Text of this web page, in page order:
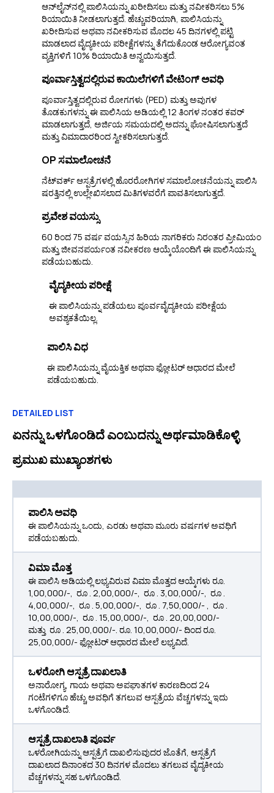
ಆನ್‌ಲೈನ್‌ನಲ್ಲಿ ಪಾಲಿಸಿಯನ್ನು ಖರೀದಿಸಲು ಮತ್ತು ನವೀಕರಿಸಲು 5%
ರಿಯಾಯಿತಿ ನೀಡಲಾಗುತ್ತದೆ. ಹೆಚ್ಚುವರಿಯಾಗಿ, ಪಾಲಿಸಿಯನ್ನು
ಖರೀದಿಸುವ ಅಥವಾ ನವೀಕರಿಸುವ ಮೊದಲ 45 ದಿನಗಳಲ್ಲಿ ಪಟ್ಟಿ
ಮಾಡಲಾದ ವೈದ್ಯಕೀಯ ಪರೀಕ್ಷೆಗಳನ್ನು ತೆಗೆದುಕೊಂಡ ಆರೋಗ್ಯವಂತ
ವ್ಯಕ್ತಿಗಳಿಗೆ 10% ರಿಯಾಯಿತಿ ಅನ್ವಯಿಸುತ್ತದೆ.
ಪೂರ್ವಾಸ್ತಿತ್ವದಲ್ಲಿರುವ ಕಾಯಿಲೆಗಳಿಗೆ ವೇಟಿಂಗ್ ಅವಧಿ
ಪೂರ್ವಾಸ್ತಿತ್ವದಲ್ಲಿರುವ ರೋಗಗಳು (PED) ಮತ್ತು ಅವುಗಳ
ತೊಡಕುಗಳನ್ನು ಈ ಪಾಲಿಸಿಯ ಅಡಿಯಲ್ಲಿ 12 ತಿಂಗಳ ನಂತರ ಕವರ್
ಮಾಡಲಾಗುತ್ತದೆ, ಅರ್ಜಿಯ ಸಮಯದಲ್ಲಿ ಅದನ್ನು ಘೋಷಿಸಲಾಗುತ್ತದೆ
ಮತ್ತು ವಿಮಾದಾರರಿಂದ ಸ್ವೀಕರಿಸಲಾಗುತ್ತದೆ.
OP ಸಮಾಲೋಚನೆ
ನೆಟ್‌ವರ್ಕ್ ಆಸ್ಪತ್ರೆಗಳಲ್ಲಿ ಹೊರರೋಗಿಗಳ ಸಮಾಲೋಚನೆಯನ್ನು ಪಾಲಿಸಿ
ಷರತ್ತಿನಲ್ಲಿ ಉಲ್ಲೇಖಿಸಲಾದ ಮಿತಿಗಳವರೆಗೆ ಪಾವತಿಸಲಾಗುತ್ತದೆ.
ಪ್ರವೇಶ ವಯಸ್ಸು
60 ರಿಂದ 75 ವರ್ಷ ವಯಸ್ಸಿನ ಹಿರಿಯ ನಾಗರಿಕರು ನಿರಂತರ ಪ್ರೀಮಿಯಂ
ಮತ್ತು ಜೀವನಪರ್ಯಂತ ನವೀಕರಣ ಆಯ್ಕೆಯೊಂದಿಗೆ ಈ ಪಾಲಿಸಿಯನ್ನು
ಪಡೆಯಬಹುದು.
ವೈದ್ಯಕೀಯ ಪರೀಕ್ಷೆ
ಈ ಪಾಲಿಸಿಯನ್ನು ಪಡೆಯಲು ಪೂರ್ವವೈದ್ಯಕೀಯ ಪರೀಕ್ಷೆಯ
ಅವಶ್ಯಕತೆಯಿಲ್ಲ.
ಪಾಲಿಸಿ ವಿಧ
ಈ ಪಾಲಿಸಿಯನ್ನು ವೈಯಕ್ತಿಕ ಅಥವಾ ಫ್ಲೋಟರ್ ಆಧಾರದ ಮೇಲೆ
ಪಡೆಯಬಹುದು.
DETAILED LIST
ಏನನ್ನು ಒಳಗೊಂಡಿದೆ ಎಂಬುದನ್ನು ಅರ್ಥಮಾಡಿಕೊಳ್ಳಿ
ಪ್ರಮುಖ ಮುಖ್ಯಾಂಶಗಳು
ಪಾಲಿಸಿ ಅವಧಿ
ಈ ಪಾಲಿಸಿಯನ್ನು ಒಂದು, ಎರಡು ಅಥವಾ ಮೂರು ವರ್ಷಗಳ ಅವಧಿಗೆ
ಪಡೆಯಬಹುದು.
ವಿಮಾ ಮೊತ್ತ
ಈ ಪಾಲಿಸಿ ಅಡಿಯಲ್ಲಿ ಲಭ್ಯವಿರುವ ವಿಮಾ ಮೊತ್ತದ ಆಯ್ಕೆಗಳು ರೂ.
1,00,000/-, ರೂ . 2,00,000/-, ರೂ . 3,00,000/-, ರೂ .
4,00,000/-, ರೂ . 5,00,000/-, ರೂ . 7,50,000/- , ರೂ .
10,00,000/-, ರೂ . 15,00,000/-, ರೂ . 20,00,000/-
ಮತ್ತು ರೂ . 25,00,000/-. ರೂ. 10,00,000/- ದಿಂದ ರೂ.
25,00,000/- ಫ್ಲೋಟರ್ ಆಧಾರದ ಮೇಲೆ ಲಭ್ಯವಿದೆ.
ಒಳರೋಗಿ ಆಸ್ಪತ್ರೆ ದಾಖಲಾತಿ
ಅನಾರೋಗ್ಯ, ಗಾಯ ಅಥವಾ ಅಪಘಾತಗಳ ಕಾರಣದಿಂದ 24
ಗಂಟೆಗಳಿಗೂ ಹೆಚ್ಚು ಅವಧಿಗೆ ತಗಲುವ ಆಸ್ಪತ್ರೆಯ ವೆಚ್ಚಗಳನ್ನು ಇದು
ಒಳಗೊಂಡಿದೆ.
ಆಸ್ಪತ್ರೆ ದಾಖಲಾತಿ ಪೂರ್ವ
ಒಳರೋಗಿಯನ್ನು ಆಸ್ಪತ್ರೆಗೆ ದಾಖಲಿಸುವುದರ ಜೊತೆಗೆ, ಆಸ್ಪತ್ರೆಗೆ
ದಾಖಲಾದ ದಿನಾಂಕದ 30 ದಿನಗಳ ಮೊದಲು ತಗಲುವ ವೈದ್ಯಕೀಯ
ವೆಚ್ಚಗಳನ್ನು ಸಹ ಒಳಗೊಂಡಿದೆ.